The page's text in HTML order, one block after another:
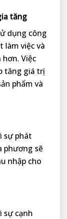
tăng
dụng công
làm việc và
Việc
tăng giá trị
phẩm và
sự phát
phương sẽ
nhập cho
sự cạnh